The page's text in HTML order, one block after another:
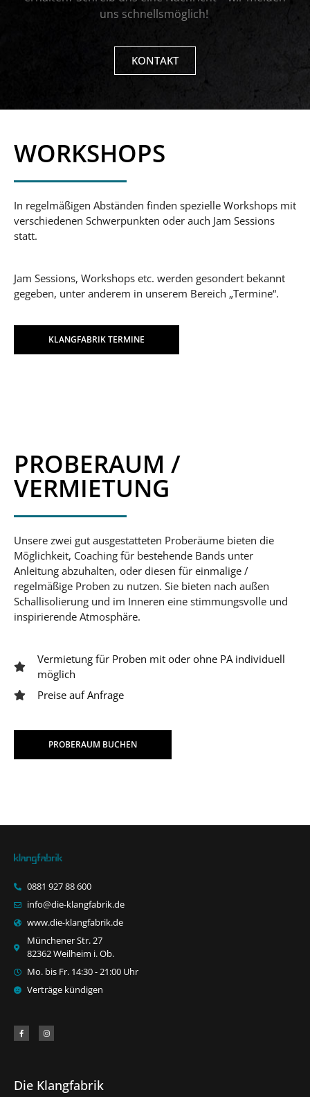
uns schnellsmöglich!
KONTAKT
WORKSHOPS
In regelmäßigen Abständen finden spezielle Workshops mit
verschiedenen Schwerpunkten oder auch Jam Sessions
statt.
Jam Sessions, Workshops etc. werden gesondert bekannt
gegeben, unter anderem in unserem Bereich „Termine“.
KLANGFABRIK TERMINE
PROBERAUM /
VERMIETUNG
Unsere zwei gut ausgestatteten Proberäume bieten die
Möglichkeit, Coaching für bestehende Bands unter
Anleitung abzuhalten, oder diesen für einmalige /
regelmäßige Proben zu nutzen. Sie bieten nach außen
Schallisolierung und im Inneren eine stimmungsvolle und
inspirierende Atmosphäre.
Vermietung für Proben mit oder ohne PA individuell
möglich
Preise auf Anfrage
PROBERAUM BUCHEN
0881 927 88 600
info@die-klangfabrik.de
www.die-klangfabrik.de
Münchener Str. 27
82362 Weilheim i. Ob.
Mo. bis Fr. 14:30 - 21:00 Uhr
Verträge kündigen
Die Klangfabrik